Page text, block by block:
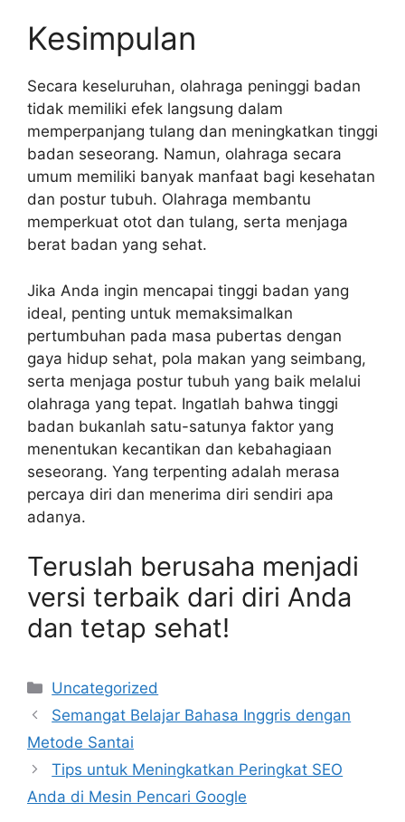
Kesimpulan
Secara keseluruhan, olahraga peninggi badan
tidak memiliki efek langsung dalam
memperpanjang tulang dan meningkatkan tinggi
badan seseorang. Namun, olahraga secara
umum memiliki banyak manfaat bagi kesehatan
dan postur tubuh. Olahraga membantu
memperkuat otot dan tulang, serta menjaga
berat badan yang sehat.
Jika Anda ingin mencapai tinggi badan yang
ideal, penting untuk memaksimalkan
pertumbuhan pada masa pubertas dengan
gaya hidup sehat, pola makan yang seimbang,
serta menjaga postur tubuh yang baik melalui
olahraga yang tepat. Ingatlah bahwa tinggi
badan bukanlah satu-satunya faktor yang
menentukan kecantikan dan kebahagiaan
seseorang. Yang terpenting adalah merasa
percaya diri dan menerima diri sendiri apa
adanya.
Teruslah berusaha menjadi
versi terbaik dari diri Anda
dan tetap sehat!
Categories
Uncategorized
Semangat Belajar Bahasa Inggris dengan
Metode Santai
Tips untuk Meningkatkan Peringkat SEO
Anda di Mesin Pencari Google